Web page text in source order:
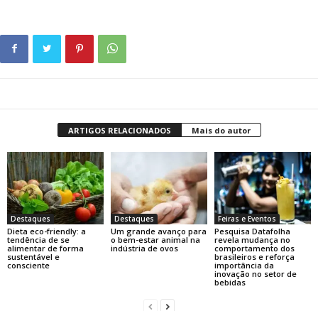
ARTIGOS RELACIONADOS Mais do autor
Destaques
Dieta eco-friendly: a
tendência de se
alimentar de forma
sustentável e
consciente
Destaques
Um grande avanço para
o bem-estar animal na
indústria de ovos
Feiras e Eventos
Pesquisa Datafolha
revela mudança no
comportamento dos
brasileiros e reforça
importância da
inovação no setor de
bebidas